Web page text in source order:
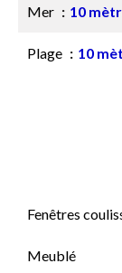
Mer 10
Plage 10
Fenêtres
Meublé